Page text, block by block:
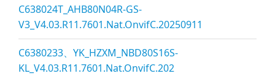
C638024T_AHB80N04R-GS-
V3_V4.03.R11.7601.Nat.OnvifC.20250911
C6380233、YK_HZXM_NBD80S16S-
KL_V4.03.R11.7601.Nat.OnvifC.202